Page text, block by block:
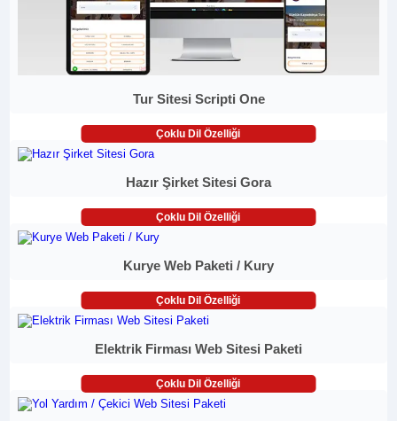
Tur Sitesi Scripti One
Çoklu Dil Özelliği
Hazır Şirket Sitesi Gora
Çoklu Dil Özelliği
Kurye Web Paketi / Kury
Çoklu Dil Özelliği
Elektrik Firması Web Sitesi Paketi
Çoklu Dil Özelliği